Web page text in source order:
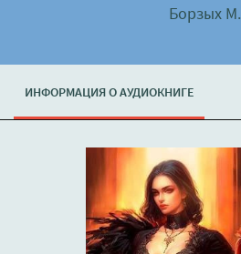
Борзых М.
ИНФОРМАЦИЯ О АУДИОКНИГЕ